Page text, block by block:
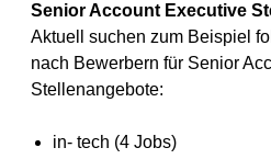
Senior Account Executive
Aktuell suchen zum Beispiel
nach Bewerbern für Senior
Stellenangebote:
in- tech (4 Jobs)